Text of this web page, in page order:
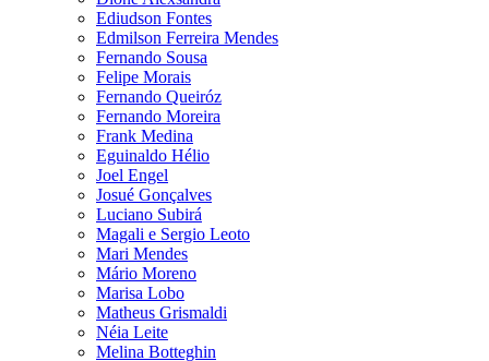
Ediudson Fontes
Edmilson Ferreira Mendes
Fernando Sousa
Felipe Morais
Fernando Queiróz
Fernando Moreira
Frank Medina
Eguinaldo Hélio
Joel Engel
Josué Gonçalves
Luciano Subirá
Magali e Sergio Leoto
Mari Mendes
Mário Moreno
Marisa Lobo
Matheus Grismaldi
Néia Leite
Melina Botteghin